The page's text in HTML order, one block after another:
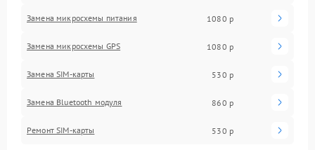
Замена микросхемы питания 1080 р
Замена микросхемы GPS 1080 р
Замена SIM-карты 530 р
Замена Bluetooth модуля 860 р
Ремонт SIM-карты 530 р